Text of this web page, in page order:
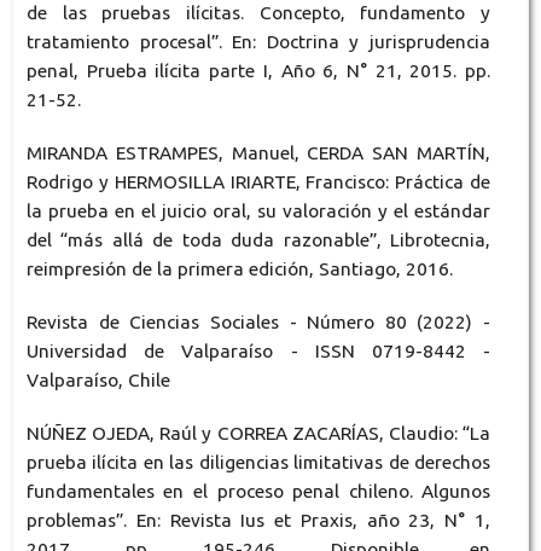
de las pruebas ilícitas. Concepto, fundamento y
tratamiento procesal”. En: Doctrina y jurisprudencia
penal, Prueba ilícita parte I, Año 6, N° 21, 2015. pp.
21-52.
MIRANDA ESTRAMPES, Manuel, CERDA SAN MARTÍN,
Rodrigo y HERMOSILLA IRIARTE, Francisco: Práctica de
la prueba en el juicio oral, su valoración y el estándar
del “más allá de toda duda razonable”, Librotecnia,
reimpresión de la primera edición, Santiago, 2016.
Revista de Ciencias Sociales - Número 80 (2022) -
Universidad de Valparaíso - ISSN 0719-8442 -
Valparaíso, Chile
NÚÑEZ OJEDA, Raúl y CORREA ZACARÍAS, Claudio: “La
prueba ilícita en las diligencias limitativas de derechos
fundamentales en el proceso penal chileno. Algunos
problemas”. En: Revista Ius et Praxis, año 23, N° 1,